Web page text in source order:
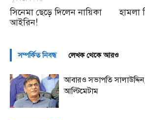
সিনেমা ছেড়ে দিলেন নায়িকা
আইরিন!
হামলা
সম্পর্কিত নিবন্ধ লেখক থেকে আরও
আবারও সভাপতি
আল্টিমেটাম